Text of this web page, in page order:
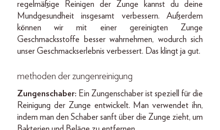
regelmäßige Reinigen der Zunge kannst du deine
Mundgesundheit insgesamt verbessern. Außerdem
können wir mit einer gereinigten Zunge
Geschmacksstoffe besser wahrnehmen, wodurch sich
unser Geschmackserlebnis verbessert. Das klingt ja gut.
methoden der zungenreinigung
Zungenschaber: Ein Zungenschaber ist speziell für die
Reinigung der Zunge entwickelt. Man verwendet ihn,
indem man den Schaber sanft über die Zunge zieht, um